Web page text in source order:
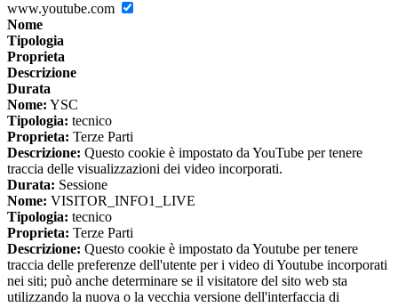
www.youtube.com
Nome
Tipologia
Proprieta
Descrizione
Durata
Nome: YSC
Tipologia: tecnico
Proprieta: Terze Parti
Descrizione: Questo cookie è impostato da YouTube per tenere
traccia delle visualizzazioni dei video incorporati.
Durata: Sessione
Nome: VISITOR_INFO1_LIVE
Tipologia: tecnico
Proprieta: Terze Parti
Descrizione: Questo cookie è impostato da Youtube per tenere
traccia delle preferenze dell'utente per i video di Youtube incorporati
nei siti; può anche determinare se il visitatore del sito web sta
utilizzando la nuova o la vecchia versione dell'interfaccia di